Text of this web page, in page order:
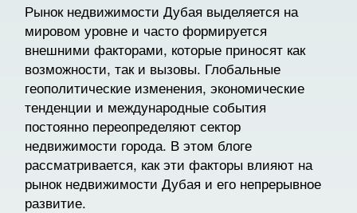
Рынок недвижимости Дубая выделяется на
мировом уровне и часто формируется
внешними факторами, которые приносят как
возможности, так и вызовы. Глобальные
геополитические изменения, экономические
тенденции и международные события
постоянно переопределяют сектор
недвижимости города. В этом блоге
рассматривается, как эти факторы влияют на
рынок недвижимости Дубая и его непрерывное
развитие.